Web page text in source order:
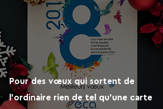
Pour des vœux qui sortent de
l'ordinaire rien de tel qu'une carte